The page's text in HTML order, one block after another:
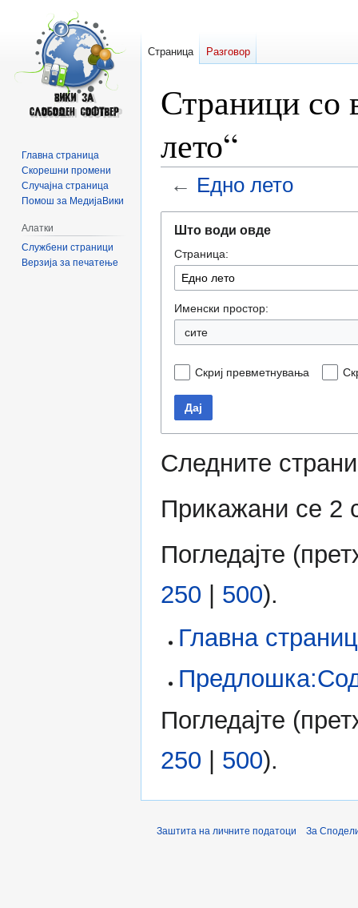
Страници со
лето“
← Едно лето
прегледникот
пребарувањето
Што води овде
Страница:
Именски простор:
сите
Скриј превметнувања
Дај
Следните
Прикажани се 2
Погледајте (
250 | 500).
Главна
Погледајте (
250 | 500).
Страница Разговор
Главна страница
Скорешни промени
Случајна страница
Помош за МедијаВики
Алатки
Службени страници
Верзија за печатење
Заштита на личните податоци За